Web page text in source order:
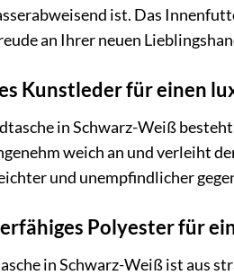
ist. Das
an Ihrer neuen
Kunstleder für einen
in Schwarz-Weiß
weich an und verleiht
und unempfindlicher
Polyester für
in Schwarz-Weiß ist aus